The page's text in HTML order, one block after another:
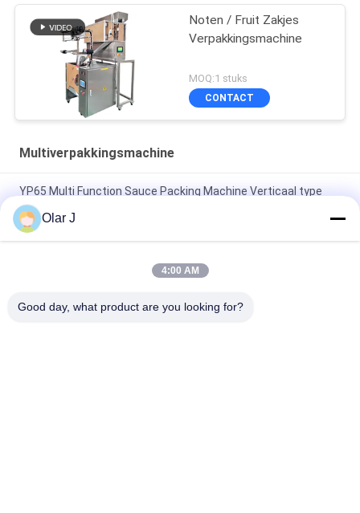
Noten / Fruit Zakjes
Verpakkingsmachine
MOQ:1 stuks
CONTACT
Multiverpakkingsmachine
YP65 Multi Function Sauce Packing Machine Verticaal type
Salad Sauce IJspakket Silicone olie
2600W 15KHZ Normative Plastic Welding Machine MP -
chocoladebonen Noten Snacks
Olar J
4:00 AM
Good day, what product are you looking for?